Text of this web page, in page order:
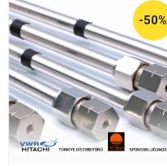
-50%